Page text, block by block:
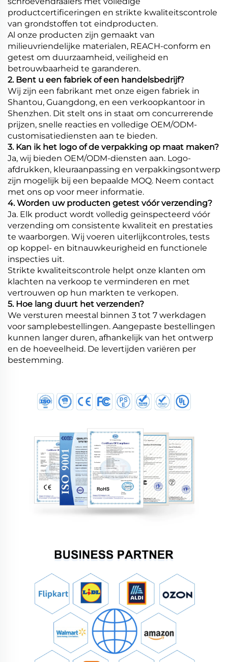
productcertificeringen en strikte kwaliteitscontrole
van grondstoffen tot eindproducten.
Al onze producten zijn gemaakt van
milieuvriendelijke materialen, REACH-conform en
getest om duurzaamheid, veiligheid en
betrouwbaarheid te garanderen.
2. Bent u een fabriek of een handelsbedrijf?
Wij zijn een fabrikant met onze eigen fabriek in
Shantou, Guangdong, en een verkoopkantoor in
Shenzhen. Dit stelt ons in staat om concurrerende
prijzen, snelle reacties en volledige OEM/ODM-
customisatiediensten aan te bieden.
3. Kan ik het logo of de verpakking op maat maken?
Ja, wij bieden OEM/ODM-diensten aan. Logo-
afdrukken, kleuraanpassing en verpakkingsontwerp
zijn mogelijk bij een bepaalde MOQ. Neem contact
met ons op voor meer informatie.
4. Worden uw producten getest vóór verzending?
Ja. Elk product wordt volledig geïnspecteerd vóór
verzending om consistente kwaliteit en prestaties
te waarborgen. Wij voeren uiterlijkcontroles, tests
op koppel- en bitnauwkeurigheid en functionele
inspecties uit.
Strikte kwaliteitscontrole helpt onze klanten om
klachten na verkoop te verminderen en met
vertrouwen op hun markten te verkopen.
5. Hoe lang duurt het verzenden?
We versturen meestal binnen 3 tot 7 werkdagen
voor samplebestellingen. Aangepaste bestellingen
kunnen langer duren, afhankelijk van het ontwerp
en de hoeveelheid. De levertijden variëren per
bestemming.